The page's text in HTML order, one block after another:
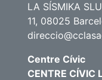
LA SÍSMIKA
11, 08025
Centre Cívic
CENTRE CÍVIC